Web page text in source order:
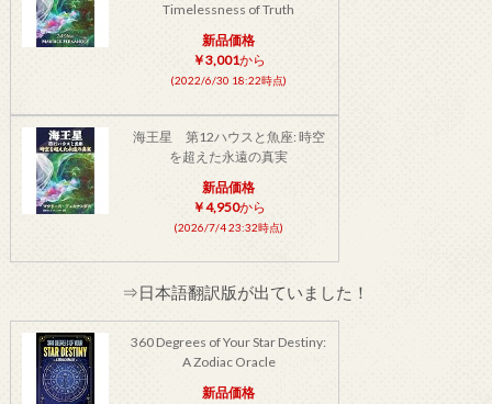
Timelessness of Truth
新品価格
￥3,001から
(2022/6/30 18:22時点)
海王星 第12ハウスと魚座: 時空
を超えた永遠の真実
新品価格
￥4,950から
(2026/7/4 23:32時点)
⇒日本語翻訳版が出ていました！
360 Degrees of Your Star Destiny:
A Zodiac Oracle
新品価格